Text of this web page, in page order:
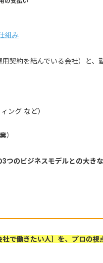
組み
契約を結んでいる会社）と、
ング など）
）
3つのビジネスモデルとの大き
社で働きたい人］を、プロの